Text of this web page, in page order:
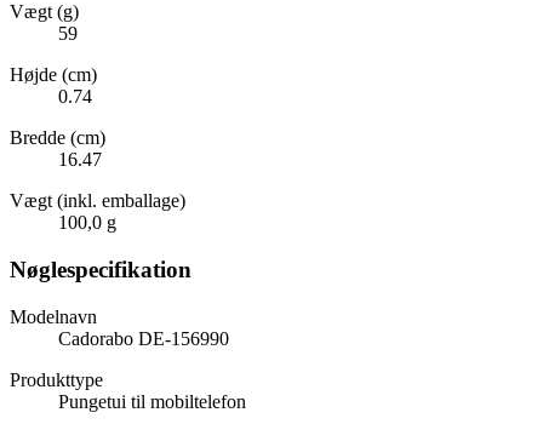
Vægt (g)
59
Højde (cm)
0.74
Bredde (cm)
16.47
Vægt (inkl. emballage)
100,0 g
Nøglespecifikation
Modelnavn
Cadorabo DE-156990
Produkttype
Pungetui til mobiltelefon